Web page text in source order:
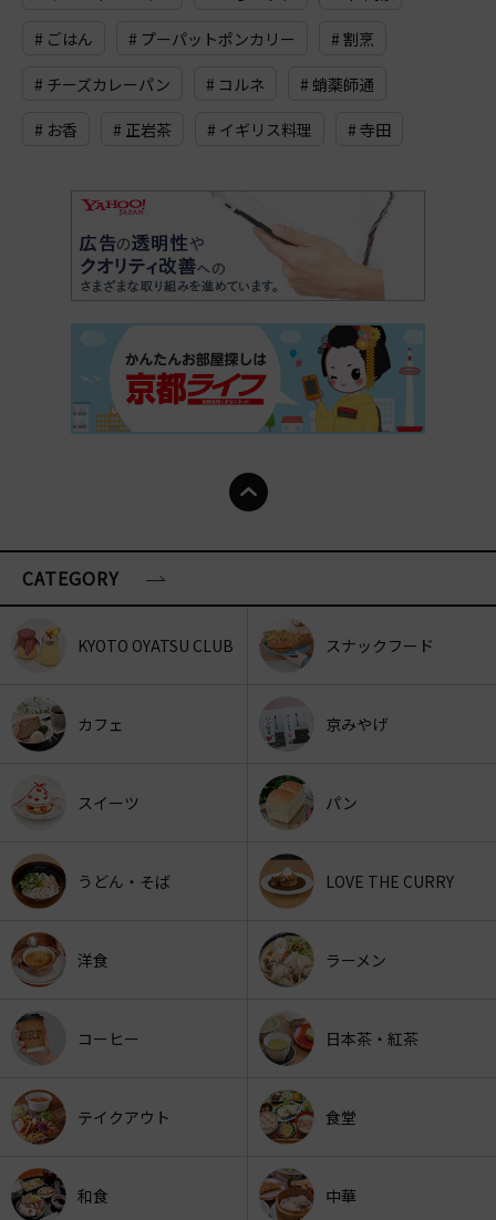
# ごはん # プーパットポンカリー # 割烹
# チーズカレーパン # コルネ # 蛸薬師通
# お香 # 正岩茶 # イギリス料理 # 寺田
CATEGORY
KYOTO OYATSU CLUB スナックフード
カフェ 京みやげ
スイーツ パン
うどん・そば LOVE THE CURRY
洋食 ラーメン
コーヒー 日本茶・紅茶
テイクアウト 食堂
和食 中華